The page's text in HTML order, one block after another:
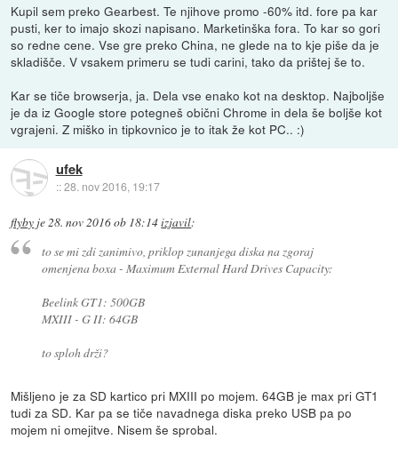
Kupil sem preko Gearbest. Te njihove promo -60% itd. fore pa kar
pusti, ker to imajo skozi napisano. Marketinška fora. To kar so gori
so redne cene. Vse gre preko China, ne glede na to kje piše da je
skladišče. V vsakem primeru se tudi carini, tako da prištej še to.
Kar se tiče browserja, ja. Dela vse enako kot na desktop. Najboljše
je da iz Google store potegneš obični Chrome in dela še boljše kot
vgrajeni. Z miško in tipkovnico je to itak že kot PC.. :)
ufek
::28. nov 2016, 19:17
flyby je28. nov 2016 ob 18:14izjavil:
to se mi zdi zanimivo, priklop zunanjega diska na zgoraj
omenjena boxa - Maximum External Hard Drives Capacity:
Beelink GT1: 500GB
MXIII - G II: 64GB
to sploh drži?
Mišljeno je za SD kartico pri MXIII po mojem. 64GB je max pri GT1
tudi za SD. Kar pa se tiče navadnega diska preko USB pa po
mojem ni omejitve. Nisem še sprobal.